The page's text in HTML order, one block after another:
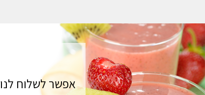
אפשר לשלוח לנו